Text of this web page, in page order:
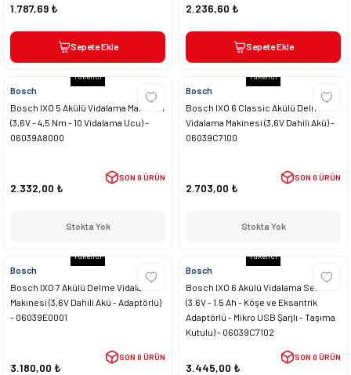
1.787,69 ₺
Sepete Ekle
2.236,60 ₺
Sepete Ekle
Tükendi
Bosch
Bosch IXO 5 Akülü Vidalama Makinesi
(3,6V - 4,5 Nm - 10 Vidalama Ucu) -
06039A8000
2.332,00 ₺
SON 0 ÜRÜN
Stokta Yok
Tükendi
Bosch
Bosch IXO 6 Classic Akülü Delme
Vidalama Makinesi (3,6V Dahili Akü) -
06039C7100
2.703,00 ₺
SON 0 ÜRÜN
Stokta Yok
Tükendi
Bosch
Bosch IXO 7 Akülü Delme Vidalama
Makinesi (3,6V Dahili Akü - Adaptörlü)
- 06039E0001
3.180,00 ₺
SON 0 ÜRÜN
Tükendi
Bosch
Bosch IXO 6 Akülü Vidalama Seti
(3.6V - 1.5 Ah - Köşe ve Eksantrik
Adaptörlü - Mikro USB Şarjlı - Taşıma
Kutulu) - 06039C7102
3.445,00 ₺
SON 0 ÜRÜN